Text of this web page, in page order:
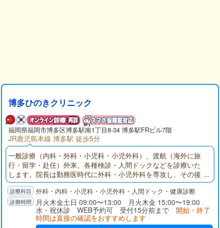
博多ひのきクリニック
福岡県福岡市博多区博多駅南1丁目8-34 博多駅FRビル7階
JR鹿児島本線 博多駅 徒歩5分
一般診療（内科・外科・小児科・小児外科）、渡航（海外に旅
行・留学・赴任）外来、各種検診・人間ドックなどを診療いた
します。院長は勤務医時代に外科・小児外科を専攻し、その後
海外での在留邦人に対するプライマリケアの経験を積んできま
した。仕事帰りのビジネスマンや普段お忙しい方々に対し、平
日は夜7時まで診療を行っております。平日は忙しく週末のみし
か時間がとれない方々に対し、土日診療も行っております。
外科・内科・小児科・小児外科・人間ドック・健康診断
月火木金土日 09:00〜13:00 月火木金 15:00〜19:00
水・祝休診 WEB予約可 受付15分前まで 開始・終了
時間は直接の確認をおすすめします